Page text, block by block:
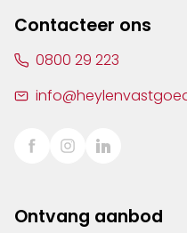
Contacteer ons
0800 29 223
Ontvang aanbod